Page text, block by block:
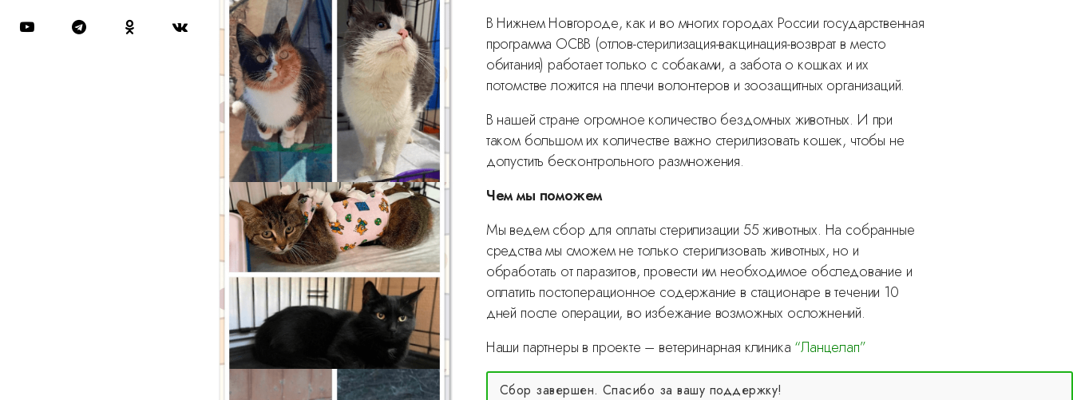
В Нижнем Новгороде, как и во многих городах России государственная
программа ОСВВ (отлов-стерилизация-вакцинация-возврат в место
обитания) работает только с собаками, а забота о кошках и их
потомстве ложится на плечи волонтеров и зоозащитных организаций.
В нашей стране огромное количество бездомных животных. И при
таком большом их количестве важно стерилизовать кошек, чтобы не
допустить бесконтрольного размножения.
Чем мы поможем
Мы ведем сбор для оплаты стерилизации 55 животных. На собранные
средства мы сможем не только стерилизовать животных, но и
обработать от паразитов, провести им необходимое обследование и
оплатить постоперационное содержание в стационаре в течении 10
дней после операции, во избежание возможных осложнений.
Наши партнеры в проекте – ветеринарная клиника “Ланцелап”
Сбор завершен. Спасибо за вашу поддержку!